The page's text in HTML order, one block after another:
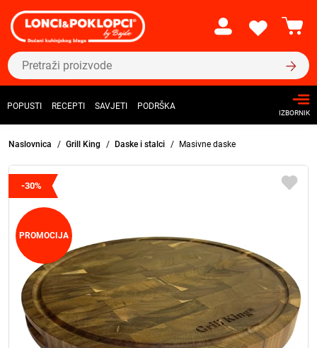
POPUSTI RECEPTI SAVJETI PODRŠKA
IZBORNIK
Naslovnica Grill King Daske i stalci Masivne daske
-30%
PROMOCIJA